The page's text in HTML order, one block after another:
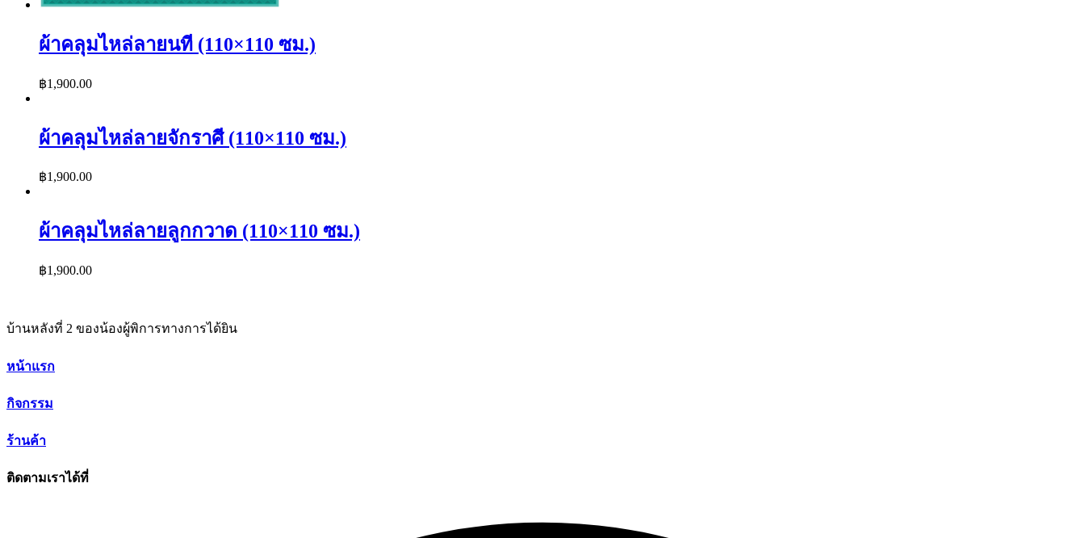
ผ้าคลุมไหล่ลายนที (110×110 ซม.)
฿1,900.00
ผ้าคลุมไหล่ลายจักราศี (110×110 ซม.)
฿1,900.00
ผ้าคลุมไหล่ลายลูกกวาด (110×110 ซม.)
฿1,900.00
บ้านหลังที่ 2 ของน้องผู้พิการทางการได้ยิน
หน้าแรก
กิจกรรม
ร้านค้า
ติดตามเราได้ที่